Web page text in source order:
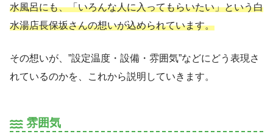
水風呂にも、「いろんな人に入ってもらいたい」という白
水湯店長保坂さんの想いが込められています。
その想いが、”設定温度・設備・雰囲気”などにどう表現さ
れているのかを、これから説明していきます。
雰囲気